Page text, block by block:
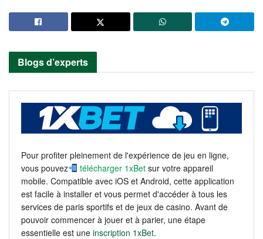
Blogs d’experts
Pour profiter pleinement de l'expérience de jeu en ligne,
vous pouvez
télécharger 1xBet sur votre appareil
mobile. Compatible avec iOS et Android, cette application
est facile à installer et vous permet d'accéder à tous les
services de paris sportifs et de jeux de casino. Avant de
pouvoir commencer à jouer et à parier, une étape
essentielle est une inscription 1xBet.